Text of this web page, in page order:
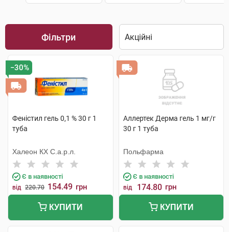
Фільтри
−30%
Феністил гель 0,1 % 30 г 1
туба
Халеон КХ С.а.р.л.
Є в наявності
від 220.70 154.49 грн
КУПИТИ
Аллертек Дерма гель 1 мг/г
30 г 1 туба
Польфарма
Є в наявності
від 174.80 грн
КУПИТИ